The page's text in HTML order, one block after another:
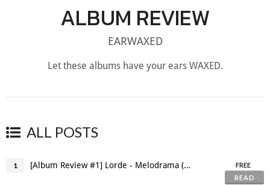
ALBUM REVIEW
EARWAXED
Let these albums have your ears WAXED.
ALL POSTS
1 [Album Review #1] Lorde - Melodrama (2017) "เพราะชีวิตมันดราม่า"
FREE
READ